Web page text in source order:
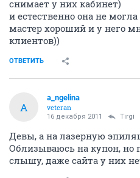
снимает у них кабинет)
и естественно она не
мастер хороший и у него
клиентов))
ОТВЕТИТЬ
A
a_ngelina
veteran
16 декабря 2011 Tirgi
Девы, а на лазерную
Облизываюсь на купон, но
слышу, даже сайта у них